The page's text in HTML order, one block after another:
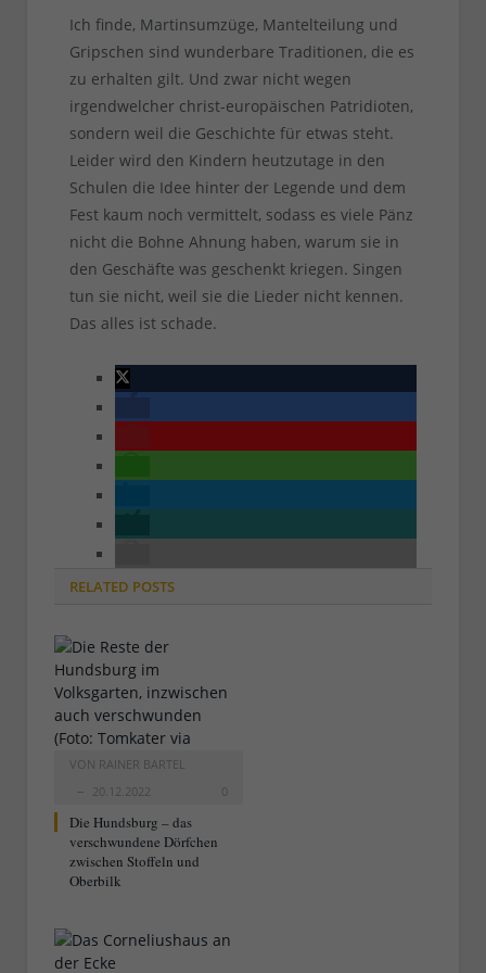
Ich finde, Martinsumzüge, Mantelteilung und
Gripschen sind wunderbare Traditionen, die es
zu erhalten gilt. Und zwar nicht wegen
irgendwelcher christ-europäischen Patridioten,
sondern weil die Geschichte für etwas steht.
Leider wird den Kindern heutzutage in den
Schulen die Idee hinter der Legende und dem
Fest kaum noch vermittelt, sodass es viele Pänz
nicht die Bohne Ahnung haben, warum sie in
den Geschäfte was geschenkt kriegen. Singen
tun sie nicht, weil sie die Lieder nicht kennen.
Das alles ist schade.
RELATED POSTS
VON RAINER BARTEL
20.12.2022
0
Die Hundsburg – das
verschwundene Dörfchen
zwischen Stoffeln und
Oberbilk